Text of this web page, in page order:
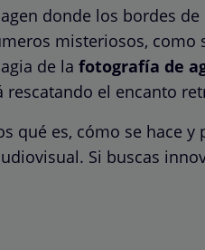
donde los bordes
misteriosos, como
de la fotografía de
rescatando el encanto
qué es, cómo se hace
Si buscas